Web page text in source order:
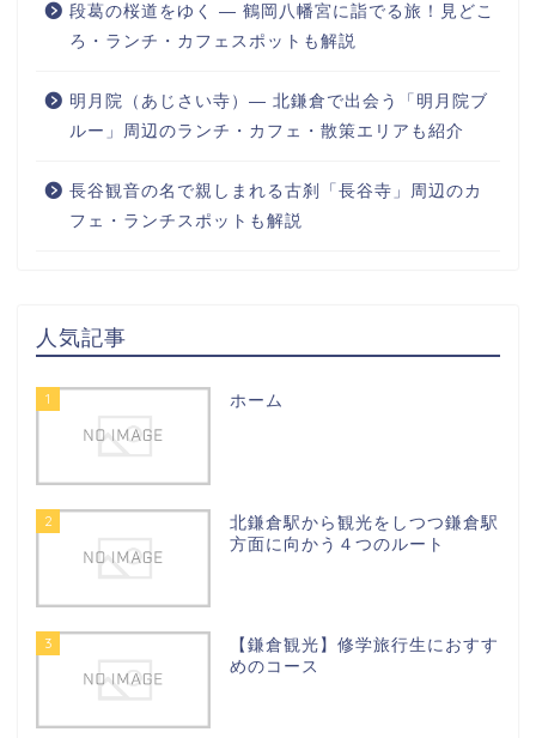
段葛の桜道をゆく ― 鶴岡八幡宮に詣でる旅！見どこ
ろ・ランチ・カフェスポットも解説
明月院（あじさい寺）― 北鎌倉で出会う「明月院ブ
ルー」周辺のランチ・カフェ・散策エリアも紹介
長谷観音の名で親しまれる古刹「長谷寺」周辺のカ
フェ・ランチスポットも解説
人気記事
1 ホーム
2
北鎌倉駅から観光をしつつ鎌倉駅
方面に向かう４つのルート
3
【鎌倉観光】修学旅行生におすす
めのコース